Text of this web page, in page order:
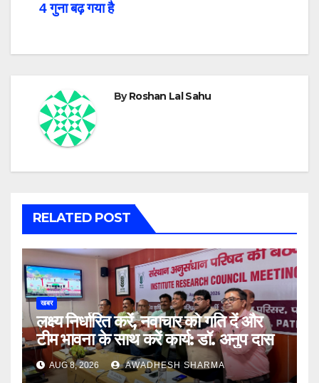
4 गुना बढ़ गया है
ByRoshan Lal Sahu
RELATED POST
खबर
लक्ष्य निर्धारित करें, नवाचार को गति दें और
टीम भावना के साथ करें कार्य: डॉ. अनुप दास
AUG 8, 2026 AWADHESH SHARMA